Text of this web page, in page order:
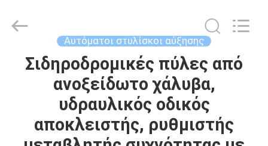
ΣΠΊΤΙ
ΠΡΟΪΌΝΤΑ
ΠΕΡΊΠΟΥ
Rights
Αυτόματοι στυλίσκοι αύξησης
Σιδηροδρομικές πύλες από
ανοξείδωτο χάλυβα,
υδραυλικός οδικός
αποκλειστής, ρυθμιστής